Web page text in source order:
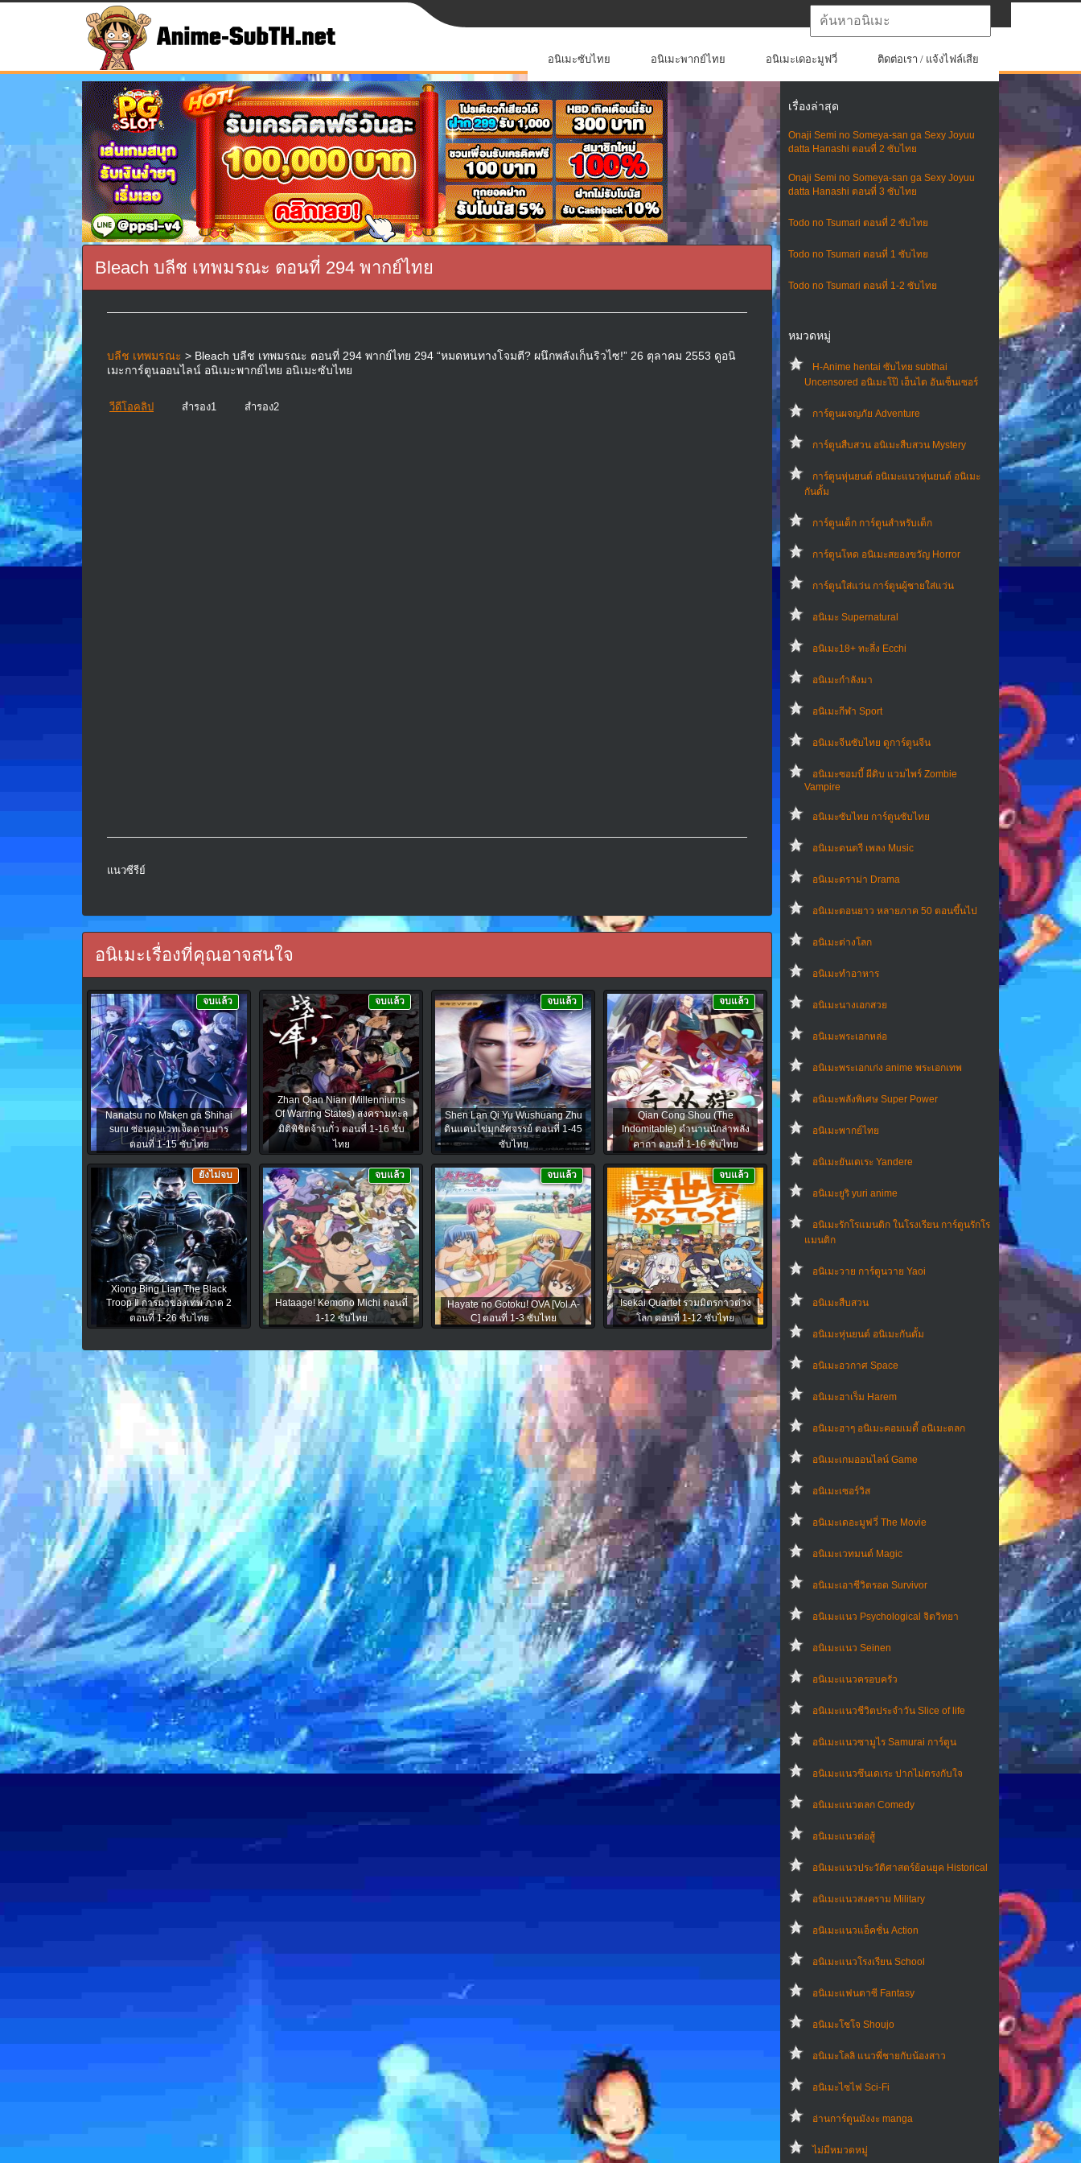
อนิเมะซับไทย อนิเมะพากย์ไทย อนิเมะเดอะมูฟวี่ ติดต่อเรา / แจ้งไฟล์เสีย
เรื่องล่าสุด
Onaji Semi no Someya-san ga Sexy Joyuu
datta Hanashi ตอนที่ 2 ซับไทย
Onaji Semi no Someya-san ga Sexy Joyuu
datta Hanashi ตอนที่ 3 ซับไทย
Todo no Tsumari ตอนที่ 2 ซับไทย
Todo no Tsumari ตอนที่ 1 ซับไทย
Todo no Tsumari ตอนที่ 1-2 ซับไทย
หมวดหมู่
H-Anime hentai ซับไทย subthai
Uncensored อนิเมะโป๊ เฮ็นไต อันเซ็นเซอร์
การ์ตูนผจญภัย Adventure
การ์ตูนสืบสวน อนิเมะสืบสวน Mystery
การ์ตูนหุ่นยนต์ อนิเมะแนวหุ่นยนต์ อนิเมะ
กันดั้ม
การ์ตูนเด็ก การ์ตูนสำหรับเด็ก
การ์ตูนโหด อนิเมะสยองขวัญ Horror
การ์ตูนใส่แว่น การ์ตูนผู้ชายใส่แว่น
อนิเมะ Supernatural
อนิเมะ18+ ทะลึ่ง Ecchi
อนิเมะกำลังมา
อนิเมะกีฬา Sport
อนิเมะจีนซับไทย ดูการ์ตูนจีน
อนิเมะซอมบี้ ผีดิบ แวมไพร์ Zombie
Vampire
อนิเมะซับไทย การ์ตูนซับไทย
อนิเมะดนตรี เพลง Music
อนิเมะดราม่า Drama
อนิเมะตอนยาว หลายภาค 50 ตอนขึ้นไป
อนิเมะต่างโลก
อนิเมะทําอาหาร
อนิเมะนางเอกสวย
อนิเมะพระเอกหล่อ
อนิเมะพระเอกเก่ง anime พระเอกเทพ
อนิเมะพลังพิเศษ Super Power
อนิเมะพากย์ไทย
อนิเมะยันเดเระ Yandere
อนิเมะยูริ yuri anime
อนิเมะรักโรแมนติก ในโรงเรียน การ์ตูนรักโร
แมนติก
อนิเมะวาย การ์ตูนวาย Yaoi
อนิเมะสืบสวน
อนิเมะหุ่นยนต์ อนิเมะกันดั้ม
อนิเมะอวกาศ Space
อนิเมะฮาเร็ม Harem
อนิเมะฮาๆ อนิเมะคอมเมดี้ อนิเมะตลก
อนิเมะเกมออนไลน์ Game
อนิเมะเซอร์วิส
อนิเมะเดอะมูฟวี่ The Movie
อนิเมะเวทมนต์ Magic
อนิเมะเอาชีวิตรอด Survivor
อนิเมะแนว Psychological จิตวิทยา
อนิเมะแนว Seinen
อนิเมะแนวครอบครัว
อนิเมะแนวชีวิตประจําวัน Slice of life
อนิเมะแนวซามูไร Samurai การ์ตูน
อนิเมะแนวซึนเดเระ ปากไม่ตรงกับใจ
อนิเมะแนวตลก Comedy
อนิเมะแนวต่อสู้
อนิเมะแนวประวัติศาสตร์ย้อนยุค Historical
อนิเมะแนวสงคราม Military
อนิเมะแนวแอ็คชั่น Action
อนิเมะแนวโรงเรียน School
อนิเมะแฟนตาซี Fantasy
อนิเมะโชโจ Shoujo
อนิเมะโลลิ แนวพี่ชายกับน้องสาว
อนิเมะไซไฟ Sci-Fi
อ่านการ์ตูนมังงะ manga
ไม่มีหมวดหมู่
Bleach บลีช เทพมรณะ ตอนที่ 294 พากย์ไทย
บลีช เทพมรณะ > Bleach บลีช เทพมรณะ ตอนที่ 294 พากย์ไทย 294 “หมดหนทางโจมตี? ผนึกพลังเก็นริวไซ!” 26 ตุลาคม 2553 ดูอนิ
เมะการ์ตูนออนไลน์ อนิเมะพากย์ไทย อนิเมะซับไทย
วีดีโอคลิป สำรอง1 สำรอง2
แนวซีรีย์
อนิเมะเรื่องที่คุณอาจสนใจ
Nanatsu no Maken ga Shihai
suru ซ่อนคมเวทเจ็ดดาบมาร
ตอนที่ 1-15 ซับไทย
จบแล้ว
Zhan Qian Nian (Millenniums
Of Warring States) สงครามทะลุ
มิติพิชิตจ้านกั๋ว ตอนที่ 1-16 ซับ
ไทย
จบแล้ว
Shen Lan Qi Yu Wushuang Zhu
ดินแดนไข่มุกอัศจรรย์ ตอนที่ 1-45
ซับไทย
จบแล้ว
Qian Cong Shou (The
Indomitable) ตำนานนักล่าพลัง
คาถา ตอนที่ 1-16 ซับไทย
จบแล้ว
Xiong Bing Lian The Black
Troop Ⅱ การมาของเทพ ภาค 2
ตอนที่ 1-26 ซับไทย
ยังไม่จบ
Hataage! Kemono Michi ตอนที่
1-12 ซับไทย
จบแล้ว
Hayate no Gotoku! OVA [Vol.A-
C] ตอนที่ 1-3 ซับไทย
จบแล้ว
Isekai Quartet รวมมิตรกาวต่าง
โลก ตอนที่ 1-12 ซับไทย
จบแล้ว